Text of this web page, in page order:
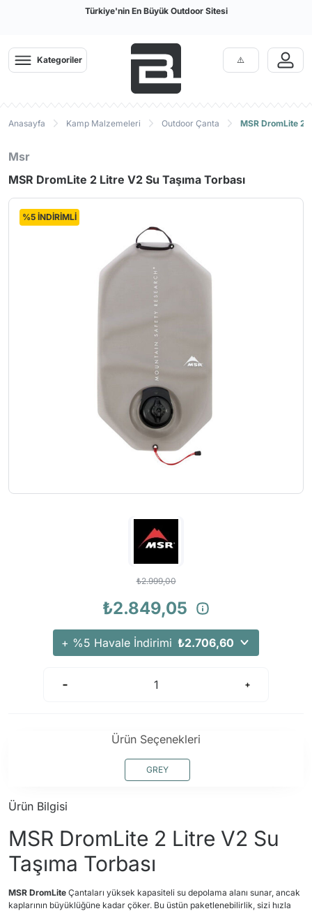
Türkiye'nin En Büyük Outdoor Sitesi
Kategoriler
Anasayfa Kamp Malzemeleri Outdoor Çanta MSR DromLite 2
Msr
MSR DromLite 2 Litre V2 Su Taşıma Torbası
%5 İNDİRİMLİ
₺2.999,00
₺2.849,05
+ %5 Havale İndirimi ₺2.706,60
Ürün Seçenekleri
GREY
Ürün Bilgisi
MSR DromLite 2 Litre V2 Su
Taşıma Torbası
MSR DromLite Çantaları yüksek kapasiteli su depolama alanı sunar, ancak
kaplarının büyüklüğüne kadar çöker. Bu üstün paketlenebilirlik, sizi hızla